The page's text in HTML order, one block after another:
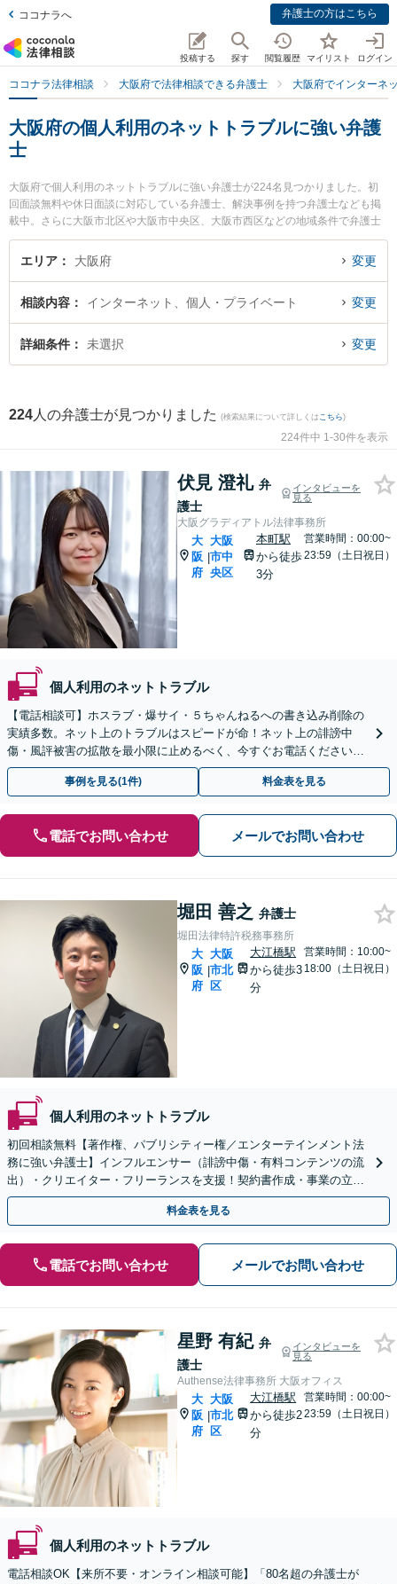
ココナラへ 弁護士の方はこちら
投稿する 探す 閲覧履歴 マイリスト ログイン
ココナラ法律相談 大阪府で法律相談できる弁護士 大阪府でインターネ
大阪府の個人利用のネットトラブルに強い弁護
士
大阪府で個人利用のネットトラブルに強い弁護士が224名見つかりました。初
回面談無料や休日面談に対応している弁護士、解決事例を持つ弁護士なども掲
載中。さらに大阪市北区や大阪市中央区、大阪市西区などの地域条件で弁護士
を絞り込めます。インターネットに関係する誹謗中傷や名誉毀損、個人特定等
の細かな分野での絞り込み検索もでき便利です。特に大阪グラディアトル法律
用、強みなどが注目されています。『大阪府で土日や夜間に発生した個人利用
のネットトラブルのトラブルを今すぐに弁護士に相談したい』『個人利用のネ
ットトラブルのトラブル解決の実績豊富な近くの弁護士を検索したい』『初回
エリア 大阪府 変更
相談内容 インターネット、個人・プライベート 変更
詳細条件 未選択 変更
224 人の弁護士が見つかりました (検索結果について詳しくは こちら)
224件中 1-30件を表示
伏見 澄礼 弁
護士
インタビューを
見る
大阪グラディアトル法律事務所
大
阪
府
|
大阪
市中
央区
本町駅
から徒歩
3分
営業時間：00:00~
23:59（土日祝日）
個人利用のネットトラブル
【電話相談可】ホスラブ・爆サイ・５ちゃんねるへの書き込み削除の
実績多数。ネット上のトラブルはスピードが命！ネット上の誹謗中
傷・風評被害の拡散を最小限に止めるべく、今すぐお電話ください。
情報削除に向けて全力を尽くします。
事例を見る(1件) 料金表を見る
電話でお問い合わせ メールでお問い合わせ
堀田 善之 弁護士
堀田法律特許税務事務所
大
阪
府
|
大阪
市北
区
大江橋駅
から徒歩3
分
営業時間：10:00~
18:00（土日祝日）
個人利用のネットトラブル
初回相談無料【著作権、パブリシティー権／エンターテインメント法
務に強い弁護士】インフルエンサー（誹謗中傷・有料コンテンツの流
出）・クリエイター・フリーランスを支援！契約書作成・事業の立ち
上げまで幅広く対応！【告訴・刑事事件｜休日夜間相談可】
料金表を見る
電話でお問い合わせ メールでお問い合わせ
星野 有紀 弁
護士
インタビューを
見る
Authense法律事務所 大阪オフィス
大
阪
府
|
大阪
市北
区
大江橋駅
から徒歩2
分
営業時間：00:00~
23:59（土日祝日）
個人利用のネットトラブル
電話相談OK【来所不要・オンライン相談可能】「80名超の弁護士が